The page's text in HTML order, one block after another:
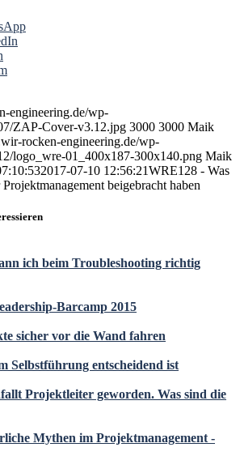
engineering.de/wp-
ZAP-Cover-v3.12.jpg 3000 3000 Maik
rocken-engineering.de/wp-
logo_wre-01_400x187-300x140.png Maik
2017-07-10 12:56:21WRE128 - Was
beigebracht haben
ich beim Troubleshooting richtig
Barcamp 2015
sicher vor die Wand fahren
Selbstführung entscheidend ist
Projektleiter geworden. Was sind die
Mythen im Projektmanagement -